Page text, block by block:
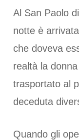
Al San Paolo
notte è
che doveva
realtà la
trasportato al
deceduta
Quando gli